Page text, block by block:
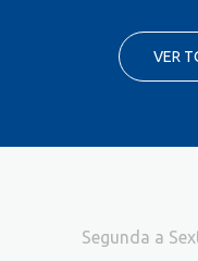
VER
Segunda a